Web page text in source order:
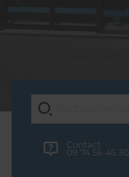
Contact
09 74 56 46 30